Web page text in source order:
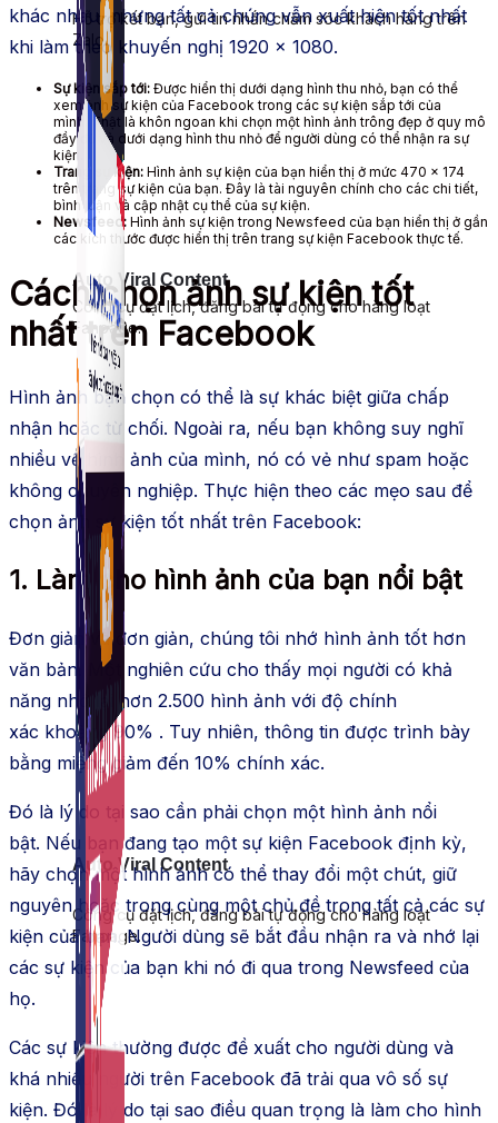
Auto Viral Content
Công cụ đặt lịch, đăng bài tự động cho hàng loạt
Fanpage.
Hỗ trợ kết bạn, gửi tin nhắn chăm sóc khách hàng trên
Zalo.
Auto Viral Content
Công cụ đặt lịch, đăng bài tự động cho hàng loạt
Fanpage.
khác nhau, nhưng tất cả chúng vẫn xuất hiện tốt nhất
khi làm theo khuyến nghị 1920 x 1080.
Sự kiện sắp tới: Được hiển thị dưới dạng hình thu nhỏ, bạn có thể
xem ảnh sự kiện của Facebook trong các sự kiện sắp tới của
mình. Thật là khôn ngoan khi chọn một hình ảnh trông đẹp ở quy mô
đầy đủ và dưới dạng hình thu nhỏ để người dùng có thể nhận ra sự
kiện.
Trang sự kiện: Hình ảnh sự kiện của bạn hiển thị ở mức 470 x 174
trên trang sự kiện của bạn. Đây là tài nguyên chính cho các chi tiết,
bình luận và cập nhật cụ thể của sự kiện.
Newsfeed: Hình ảnh sự kiện trong Newsfeed của bạn hiển thị ở gần
các kích thước được hiển thị trên trang sự kiện Facebook thực tế.
Cách chọn ảnh sự kiện tốt
nhất trên Facebook
Hình ảnh bạn chọn có thể là sự khác biệt giữa chấp
nhận hoặc từ chối. Ngoài ra, nếu bạn không suy nghĩ
nhiều về hình ảnh của mình, nó có vẻ như spam hoặc
không chuyên nghiệp. Thực hiện theo các mẹo sau để
chọn ảnh sự kiện tốt nhất trên Facebook:
1. Làm cho hình ảnh của bạn nổi bật
Đơn giản và đơn giản, chúng tôi nhớ hình ảnh tốt hơn
văn bản. Một nghiên cứu cho thấy mọi người có khả
năng nhớ lại hơn 2.500 hình ảnh với độ chính
xác khoảng 90% . Tuy nhiên, thông tin được trình bày
bằng miệng giảm đến 10% chính xác.
Đó là lý do tại sao cần phải chọn một hình ảnh nổi
bật. Nếu bạn đang tạo một sự kiện Facebook định kỳ,
hãy chọn một hình ảnh có thể thay đổi một chút, giữ
nguyên hoặc trong cùng một chủ đề trong tất cả các sự
kiện của bạn. Người dùng sẽ bắt đầu nhận ra và nhớ lại
các sự kiện của bạn khi nó đi qua trong Newsfeed của
họ.
Các sự kiện thường được đề xuất cho người dùng và
khá nhiều người trên Facebook đã trải qua vô số sự
kiện. Đó là lý do tại sao điều quan trọng là làm cho hình